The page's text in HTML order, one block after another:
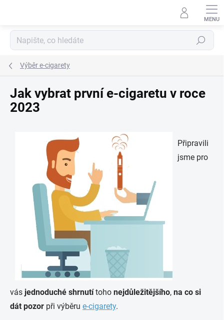
Hledat
Výběr e-cigarety
Jak vybrat první e-cigaretu v roce
2023
Připravili
jsme pro
vás jednoduché shrnutítoho nejdůležitějšího, na co si
dát pozor při výběru e-cigarety.